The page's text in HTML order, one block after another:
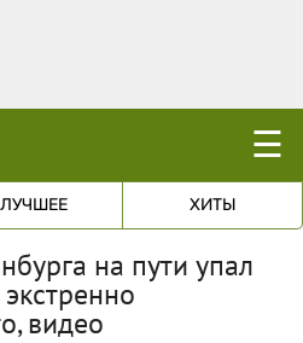
☰
ЛУЧШЕЕ ХИТЫ
на пути упал
видео